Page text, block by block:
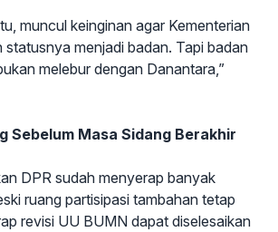
muncul keinginan agar Kementerian
statusnya menjadi badan. Tapi badan
melebur dengan Danantara,”
Sebelum Masa Sidang Berakhir
DPR sudah menyerap banyak
ruang partisipasi tambahan tetap
revisi UU BUMN dapat diselesaikan